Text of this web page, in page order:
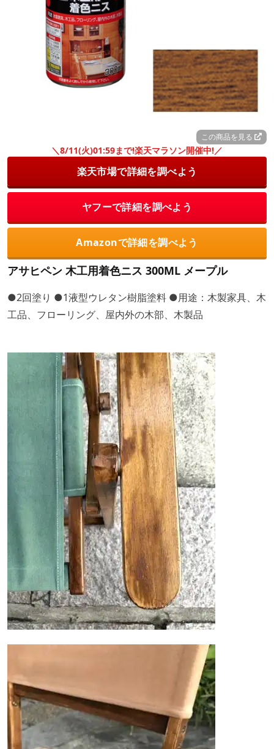
この商品を見る
＼8/11(火)01:59まで!楽天マラソン開催中!／
楽天市場で詳細を調べよう
ヤフーで詳細を調べよう
Amazonで詳細を調べよう
アサヒペン 木工用着色ニス 300ML メープル
●2回塗り ●1液型ウレタン樹脂塗料 ●用途：木製家具、木
工品、フローリング、屋内外の木部、木製品